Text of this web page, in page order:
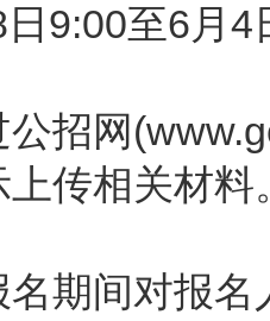
9:00至6月4
招网
传相关材料
期间对报